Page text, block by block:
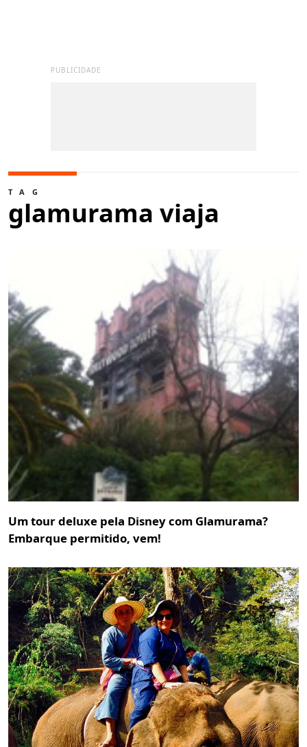
PUBLICIDADE
TAG
glamurama viaja
Um tour deluxe pela Disney com Glamurama?
Embarque permitido, vem!